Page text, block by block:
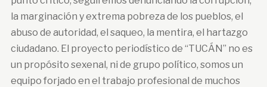
la marginación y extrema pobreza de los pueblos, el
abuso de autoridad, el saqueo, la mentira, el hartazgo
ciudadano. El proyecto periodístico de “TUCÁN” no es
un propósito sexenal, ni de grupo político, somos un
equipo forjado en el trabajo profesional de muchos